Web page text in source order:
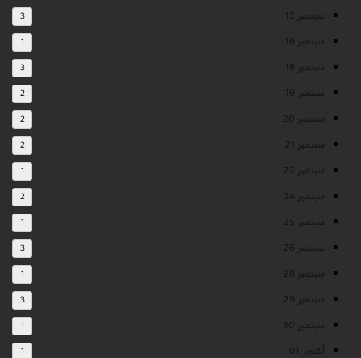
سبتمبر 15 3
سبتمبر 16 1
سبتمبر 18 3
سبتمبر 19 2
سبتمبر 20 2
سبتمبر 21 2
سبتمبر 22 1
سبتمبر 24 2
سبتمبر 25 1
سبتمبر 26 3
سبتمبر 28 1
سبتمبر 29 3
سبتمبر 30 1
أكتوبر 01 1